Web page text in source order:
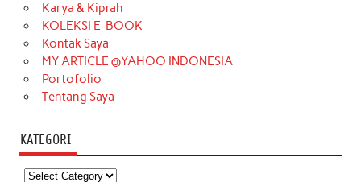
Karya & Kiprah
KOLEKSI E-BOOK
Kontak Saya
MY ARTICLE @YAHOO INDONESIA
Portofolio
Tentang Saya
KATEGORI
Kategori